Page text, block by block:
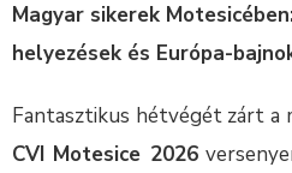
Magyar sikerek
helyezések és Európa-
Fantasztikus hétvégét zárt a
CVI Motesice 2026